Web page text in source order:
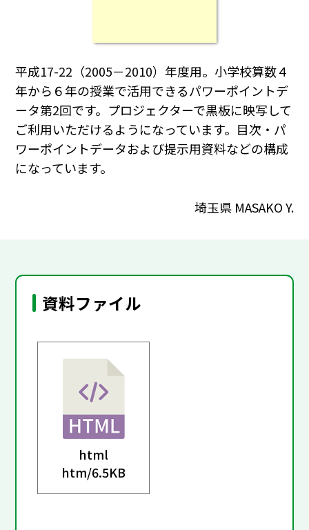
平成17-22（2005－2010）年度用。小学校算数４
年から６年の授業で活用できるパワーポイントデ
ータ第2回です。プロジェクターで黒板に映写して
ご利用いただけるようになっています。目次・パ
ワーポイントデータおよび提示用資料などの構成
になっています。
埼玉県 MASAKO Y.
資料ファイル
html
htm/6.5KB